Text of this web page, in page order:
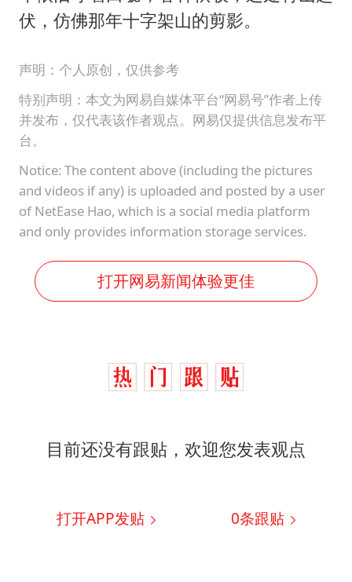
伏，仿佛那年十字架山的剪影。
声明：个人原创，仅供参考
特别声明：本文为网易自媒体平台“网易号”作者上传
并发布，仅代表该作者观点。网易仅提供信息发布平
台。
Notice: The content above (including the pictures
and videos if any) is uploaded and posted by a user
of NetEase Hao, which is a social media platform
and only provides information storage services.
打开网易新闻体验更佳
目前还没有跟贴，欢迎您发表观点
打开APP发贴 0条跟贴